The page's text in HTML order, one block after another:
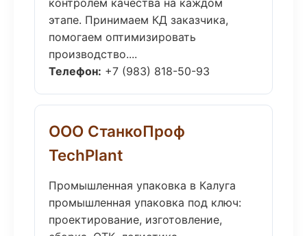
контролем качества на каждом
этапе. Принимаем КД заказчика,
помогаем оптимизировать
производство....
Телефон: +7 (983) 818-50-93
ООО СтанкоПроф
TechPlant
Промышленная упаковка в Калуга
промышленная упаковка под ключ:
проектирование, изготовление,